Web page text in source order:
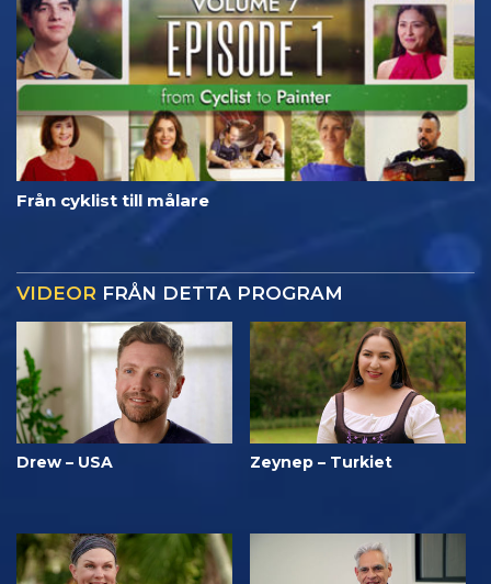
Från cyklist till målare
VIDEOR FRÅN DETTA PROGRAM
Drew – USA Zeynep – Turkiet